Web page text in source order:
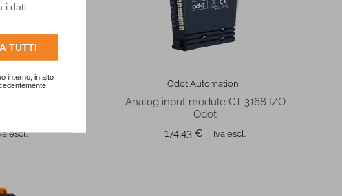
i dati
TUTTI
interno, in alto
escl.
Odot Automation
Analog input module CT-3168 I/O
Odot
Prezzo
174,43 € Iva escl.